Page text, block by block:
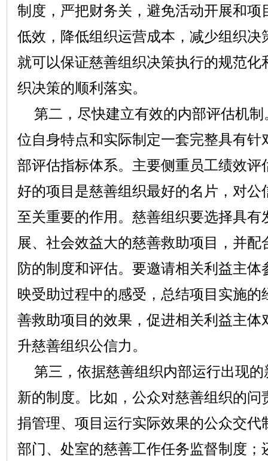
制度，严把财务关，避免活动开展和项
低效，降低组织运营成本，减少组织决
就可以保证慈善组织决策执行的规范化
织决策的顺利落实。
第二，尽快建立有效的内部评估机制
位自身特点和实际制定一套完整具有针
部评估指标体系。主要侧重员工绩效评
好的项目是慈善组织最好的名片，对公
至关重要的作用。慈善组织要选择具有
展、社会效益大的慈善救助项目，并
防的制度和评估。要邀请相关利益主
映受助过程中的感受，总结项目实施的
善救助项目的效果，促进相关利益主体
升慈善组织公信力。
第三，依据慈善组织内部运行出现的
新的制度。比如，公众对慈善组织的问
捐管理、项目运行实际效果的公众交代
部门、处室的慈善工作任务监督制度；